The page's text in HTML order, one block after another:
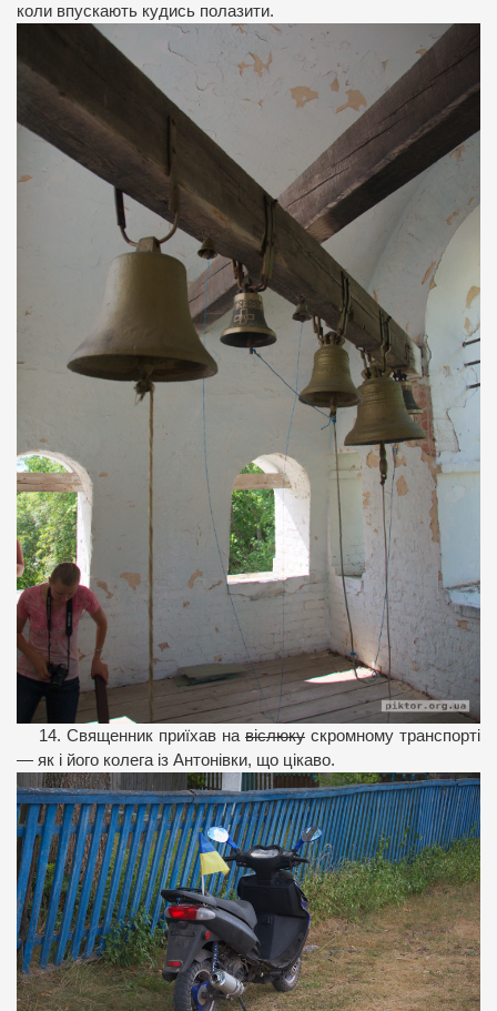
коли впускають кудись полазити.
14. Священник приїхав на віслюку скромному транспорті
— як і його колега із Антонівки, що цікаво.